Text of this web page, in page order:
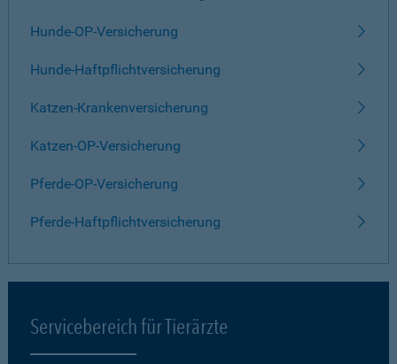
Hunde-OP-Versicherung
Hunde-Haftpflichtversicherung
Katzen-Krankenversicherung
Katzen-OP-Versicherung
Pferde-OP-Versicherung
Pferde-Haftpflichtversicherung
Servicebereich für Tierärzte